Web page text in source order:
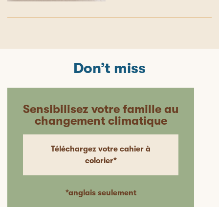
Don’t miss
Sensibilisez votre famille au
changement climatique
Téléchargez votre cahier à
colorier*
*anglais seulement